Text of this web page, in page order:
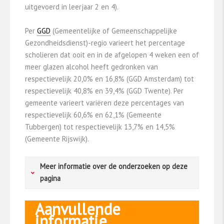
uitgevoerd in leerjaar 2 en 4).
Per GGD (Gemeentelijke of Gemeenschappelijke
Gezondheidsdienst)-regio varieert het percentage
scholieren dat ooit en in de afgelopen 4 weken een of
meer glazen alcohol heeft gedronken van
respectievelijk 20,0% en 16,8% (GGD Amsterdam) tot
respectievelijk 40,8% en 39,4% (GGD Twente). Per
gemeente varieert variëren deze percentages van
respectievelijk 60,6% en 62,1% (Gemeente
Tubbergen) tot respectievelijk 13,7% en 14,5%
(Gemeente Rijswijk).
Meer informatie over de onderzoeken op deze
pagina
Kerncijfers jongeren: Leefstijlmonitor
Aanvullende